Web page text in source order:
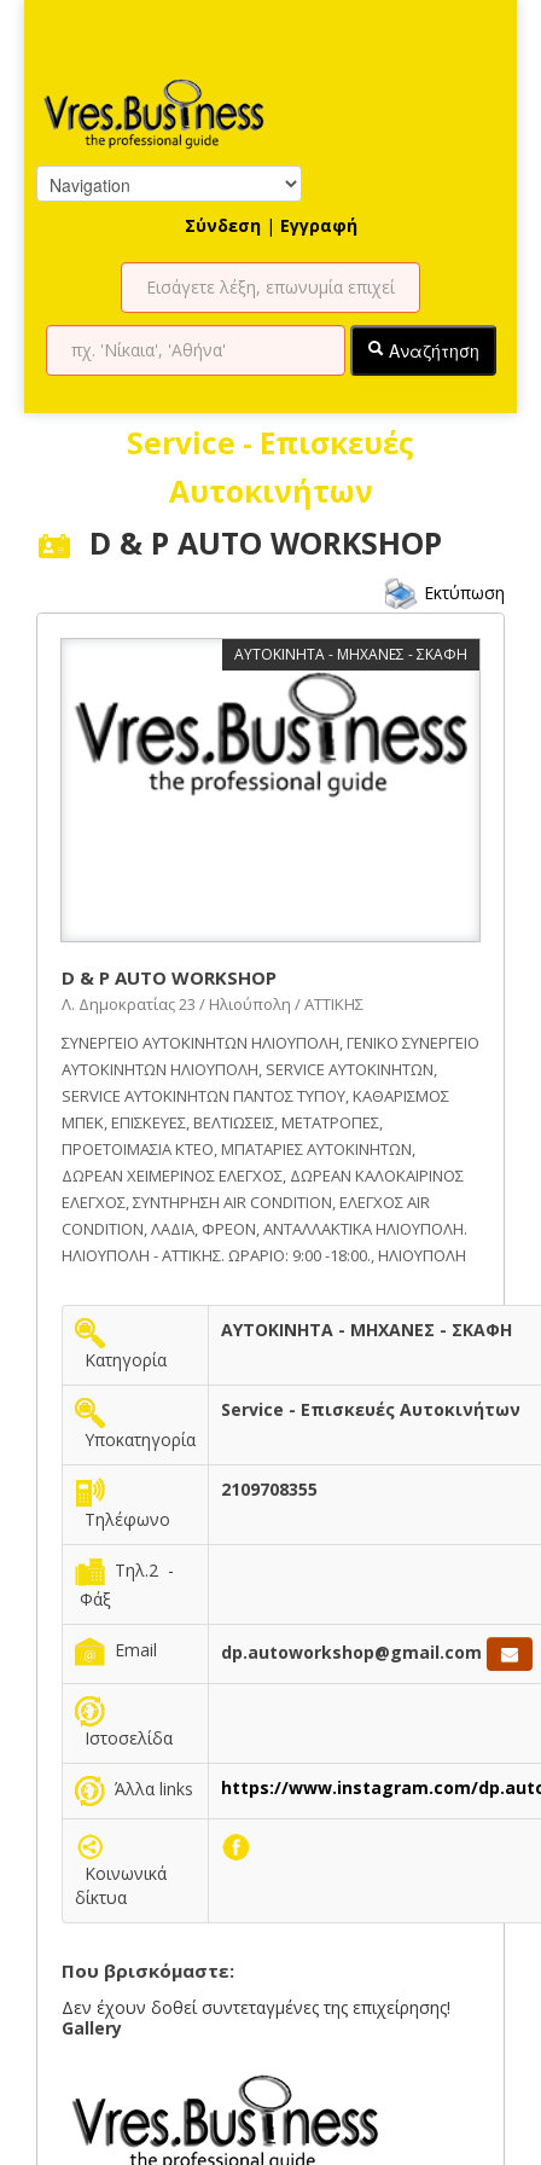
Σύνδεση | Εγγραφή
Αναζήτηση
Service - Επισκευές
Αυτοκινήτων
D & P AUTO WORKSHOP
Εκτύπωση
ΑΥΤΟΚΙΝΗΤΑ - ΜΗΧΑΝΕΣ - ΣΚΑΦΗ
D & P AUTO WORKSHOP
Λ. Δημοκρατίας 23 / Ηλιούπολη / ΑΤΤΙΚΗΣ
ΣΥΝΕΡΓΕΙΟ ΑΥΤΟΚΙΝΗΤΩΝ ΗΛΙΟΥΠΟΛΗ, ΓΕΝΙΚΟ ΣΥΝΕΡΓΕΙΟ
ΑΥΤΟΚΙΝΗΤΩΝ ΗΛΙΟΥΠΟΛΗ, SERVICE ΑΥΤΟΚΙΝΗΤΩΝ,
SERVICE ΑΥΤΟΚΙΝΗΤΩΝ ΠΑΝΤΟΣ ΤΥΠΟΥ, ΚΑΘΑΡΙΣΜΟΣ
ΜΠΕΚ, ΕΠΙΣΚΕΥΕΣ, ΒΕΛΤΙΩΣΕΙΣ, ΜΕΤΑΤΡΟΠΕΣ,
ΠΡΟΕΤΟΙΜΑΣΙΑ ΚΤΕΟ, ΜΠΑΤΑΡΙΕΣ ΑΥΤΟΚΙΝΗΤΩΝ,
ΔΩΡΕΑΝ ΧΕΙΜΕΡΙΝΟΣ ΕΛΕΓΧΟΣ, ΔΩΡΕΑΝ ΚΑΛΟΚΑΙΡΙΝΟΣ
ΕΛΕΓΧΟΣ, ΣΥΝΤΗΡΗΣΗ AIR CONDITION, ΕΛΕΓΧΟΣ AIR
CONDITION, ΛΑΔΙΑ, ΦΡΕΟΝ, ΑΝΤΑΛΛΑΚΤΙΚΑ ΗΛΙΟΥΠΟΛΗ.
ΗΛΙΟΥΠΟΛΗ - ΑΤΤΙΚΗΣ. ΩΡΑΡΙΟ: 9:00 -18:00., ΗΛΙΟΥΠΟΛΗ
Κατηγορία
ΑΥΤΟΚΙΝΗΤΑ - ΜΗΧΑΝΕΣ - ΣΚΑΦΗ
Υποκατηγορία
Service - Επισκευές Αυτοκινήτων
Τηλέφωνο
2109708355
Τηλ.2 -
Φάξ
Email dp.autoworkshop@gmail.com
Ιστοσελίδα
Άλλα links https://www.instagram.com/
Κοινωνικά
δίκτυα
Που βρισκόμαστε:
Δεν έχουν δοθεί συντεταγμένες της επιχείρησης!
Gallery